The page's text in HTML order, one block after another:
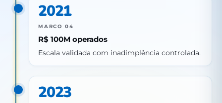
2021
MARCO 04
R$ 100M operados
Escala validada com inadimplência controlada.
2023